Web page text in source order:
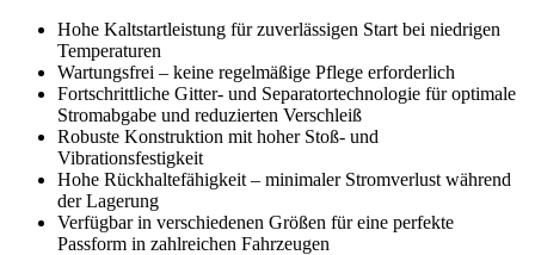
Hohe Kaltstartleistung für zuverlässigen Start bei niedrigen
Temperaturen
Wartungsfrei – keine regelmäßige Pflege erforderlich
Fortschrittliche Gitter- und Separatortechnologie für optimale
Stromabgabe und reduzierten Verschleiß
Robuste Konstruktion mit hoher Stoß- und
Vibrationsfestigkeit
Hohe Rückhaltefähigkeit – minimaler Stromverlust während
der Lagerung
Verfügbar in verschiedenen Größen für eine perfekte
Passform in zahlreichen Fahrzeugen